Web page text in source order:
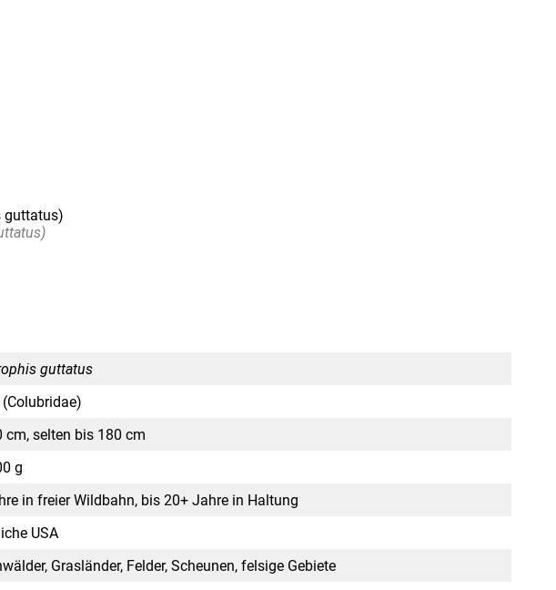
gut­ta­tus
cm, sel­ten bis 180 cm
g
in frei­er Wild­bahn, bis 20+ Jah­re in Hal­tung
USA
Gras­län­der, Fel­der, Scheu­nen, fel­si­ge Gebie­te